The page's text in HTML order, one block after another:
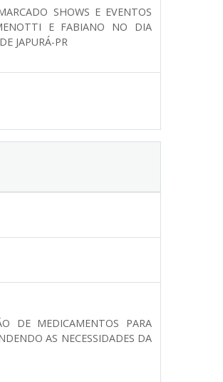
SHOWS E EVENTOS
E FABIANO NO DIA
JAPURÁ-PR
DE MEDICAMENTOS PARA
AS NECESSIDADES DA